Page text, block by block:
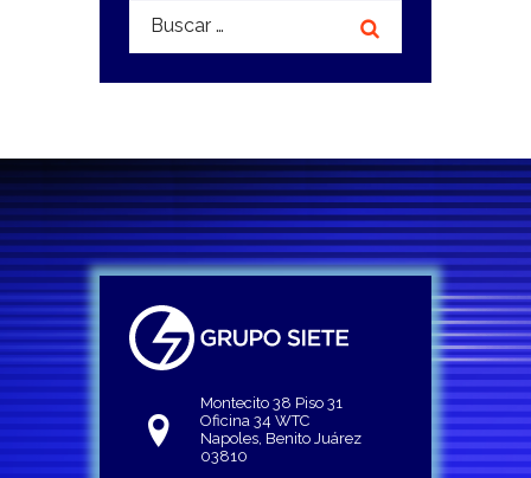
Buscar:
Montecito 38 Piso 31
Oficina 34 WTC
Napoles, Benito Juárez
03810